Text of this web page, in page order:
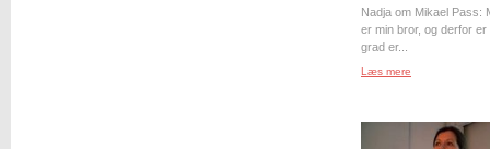
Nadja om Mikael Pass:
er min bror, og derfor er
grad er...
Læs mere